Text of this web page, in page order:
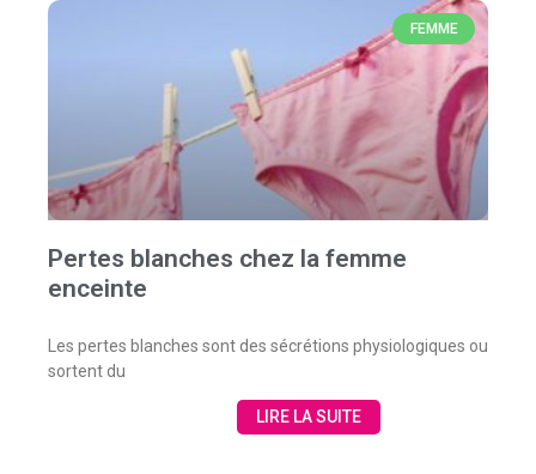
FEMME
Pertes blanches chez la femme
enceinte
Les pertes blanches sont des sécrétions physiologiques ou
sortent du
LIRE LA SUITE